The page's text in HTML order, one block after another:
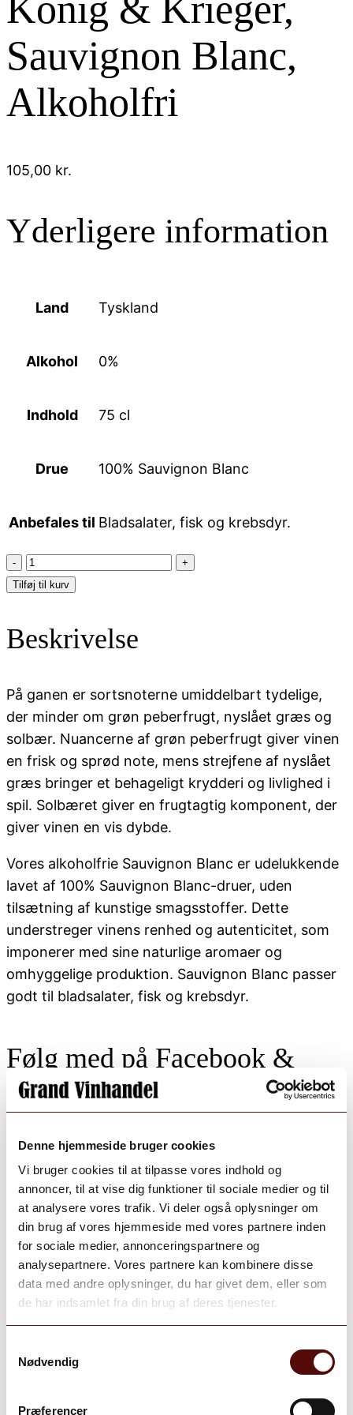
Denne hjemmeside bruger cookies
Vi bruger cookies til at tilpasse vores indhold og
annoncer, til at vise dig funktioner til sociale medier og til
at analysere vores trafik. Vi deler også oplysninger om
din brug af vores hjemmeside med vores partnere inden
for sociale medier, annonceringspartnere og
analysepartnere. Vores partnere kan kombinere disse
data med andre oplysninger, du har givet dem, eller som
de har indsamlet fra din brug af deres tjenester.
Nødvendig
Præferencer
Konig & Krieger,
Sauvignon Blanc,
Alkoholfri
105,00 kr.
Yderligere information
Land Tyskland
Alkohol 0%
Indhold 75 cl
Drue 100% Sauvignon Blanc
Anbefales til Bladsalater, fisk og krebsdyr.
Konig
&
Sauvignon
Blanc,
antal
Tilføj til kurv
Beskrivelse
På ganen er sortsnoterne umiddelbart tydelige,
der minder om grøn peberfrugt, nyslået græs og
solbær. Nuancerne af grøn peberfrugt giver vinen
en frisk og sprød note, mens strejfene af nyslået
græs bringer et behageligt krydderi og livlighed i
spil. Solbæret giver en frugtagtig komponent, der
giver vinen en vis dybde.
Vores alkoholfrie Sauvignon Blanc er udelukkende
lavet af 100% Sauvignon Blanc-druer, uden
tilsætning af kunstige smagsstoffer. Dette
understreger vinens renhed og autenticitet, som
imponerer med sine naturlige aromaer og
omhyggelige produktion. Sauvignon Blanc passer
godt til bladsalater, fisk og krebsdyr.
Følg med på Facebook &
Instagram
Grand Vinhandel Vinoble Holbæk